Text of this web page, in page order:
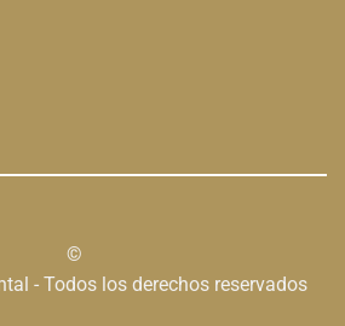
©
- Todos los derechos reservados